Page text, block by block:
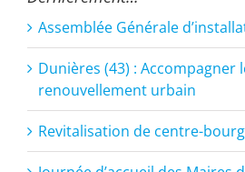
Assemblée Générale
Dunières (43) : Accompagner
renouvellement urbain
Revitalisation de centre-